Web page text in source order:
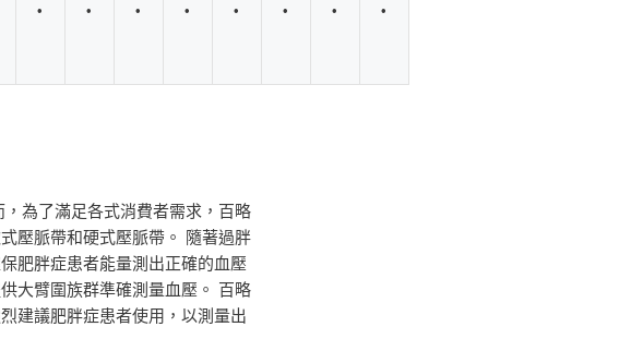
• • • • • • • •
為了滿足各式消費者需求，百略
壓脈帶和硬式壓脈帶。 隨著過胖
肥胖症患者能量測出正確的血壓
大臂圍族群準確測量血壓。 百略
建議肥胖症患者使用，以測量出